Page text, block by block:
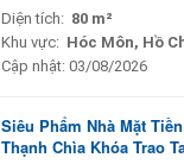
Diện tích: 80 m²
Khu vực: Hóc Môn, Hồ
Cập nhật: 03/08/2026
Siêu Phẩm Nhà Mặt
Thạnh Chìa Khóa Trao